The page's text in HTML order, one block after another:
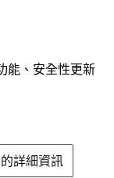
能、安全性更新
詳細資訊